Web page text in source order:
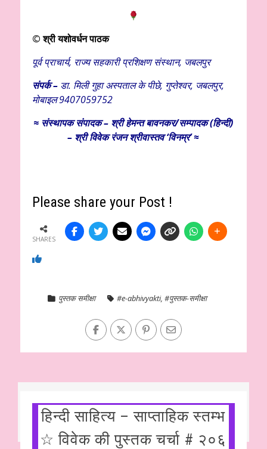
© श्री यशोवर्धन पाठक
पूर्व प्राचार्य, राज्य सहकारी प्रशिक्षण संस्थान, जबलपुर
संपर्क –डा. मिली गुहा अस्पताल के पीछे, गुप्तेश्वर, जबलपुर,
मोबाइल 9407059752
≈ संस्थापक संपादक – श्री हेमन्त बावनकर/सम्पादक (हिन्दी)
– श्री विवेक रंजन श्रीवास्तव ‘विनम्र’ ≈
Please share your Post !
SHARES
पुस्तक समीक्षा #e-abhivyakti,#पुस्तक-समीक्षा
हिन्दी साहित्य – साप्ताहिक स्तम्भ
☆ विवेक की पुस्तक चर्चा # २०६